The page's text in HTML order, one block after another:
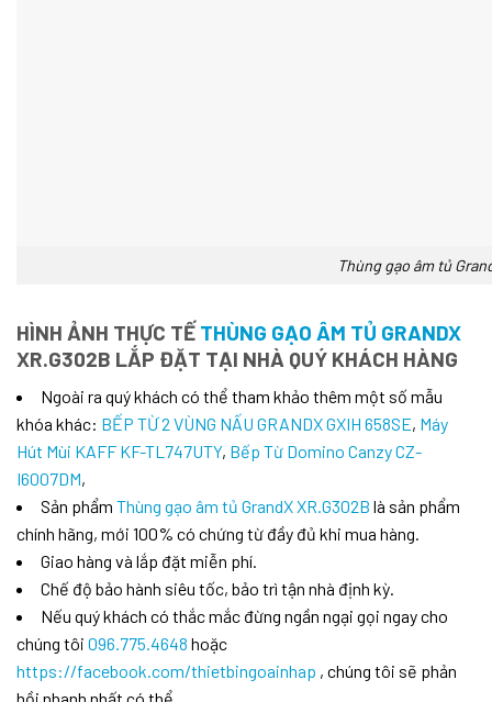
Thùng gạo âm tủ
HÌNH ẢNH THỰC TẾ THÙNG GẠO ÂM TỦ GRANDX
XR.G302B LẮP ĐẶT TẠI NHÀ QUÝ KHÁCH HÀNG
Ngoài ra quý khách có thể tham khảo thêm một số mẫu
khóa khác: BẾP TỪ 2 VÙNG NẤU GRANDX GXIH 658SE, Máy
Hút Mùi KAFF KF-TL747UTY, Bếp Từ Domino Canzy CZ-
I6007DM,
Sản phẩm Thùng gạo âm tủ GrandX XR.G302B là sản phẩm
chính hãng, mới 100% có chứng từ đầy đủ khi mua hàng.
Giao hàng và lắp đặt miễn phí.
Chế độ bảo hành siêu tốc, bảo trì tận nhà định kỳ.
Nếu quý khách có thắc mắc đừng ngần ngại gọi ngay cho
chúng tôi 096.775.4648 hoặc
https://facebook.com/thietbingoainhap , chúng tôi sẽ phản